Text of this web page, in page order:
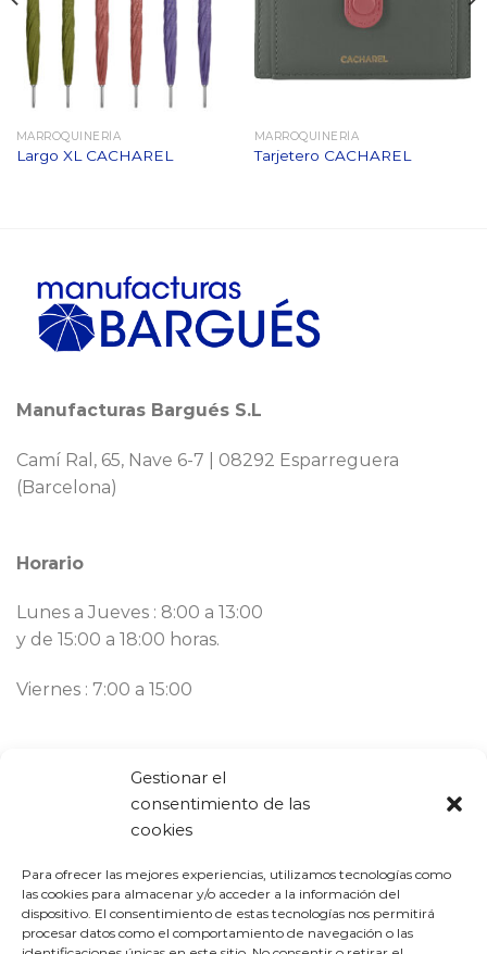
Gestionar el
consentimiento de las
cookies
Para ofrecer las mejores experiencias, utilizamos tecnologías como
las cookies para almacenar y/o acceder a la información del
dispositivo. El consentimiento de estas tecnologías nos permitirá
procesar datos como el comportamiento de navegación o las
MARROQUINERÍA
Largo XL CACHAREL
MARROQUINERÍA
Tarjetero CACHAREL
Manufacturas Bargués S.L
Camí Ral, 65, Nave 6-7 | 08292 Esparreguera
(Barcelona)
Horario
Lunes a Jueves : 8:00 a 13:00
y de 15:00 a 18:00 horas.
Viernes : 7:00 a 15:00
Llámanos ahora:93 777 82 58
bargues@mbargues.com